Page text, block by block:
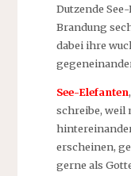
Dutzende
Brandung
dabei ihre
See-Elefanten
schreibe, weil
erscheinen,
gerne als